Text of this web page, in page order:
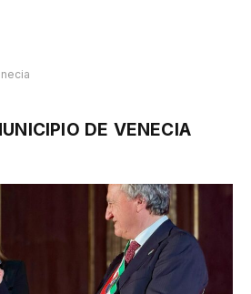
DE VENECIA